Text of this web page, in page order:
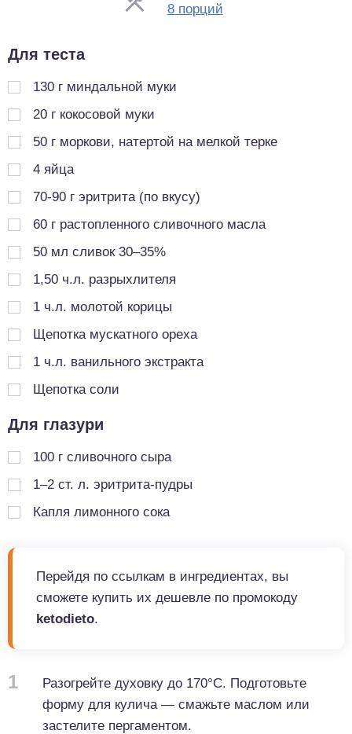
8 порцийПорции
Для теста
130 г миндальной муки
20 г кокосовой муки
50 г моркови, натертой на мелкой терке
4 яйца
70-90 г эритрита (по вкусу)
60 г растопленного сливочного масла
50 мл сливок 30–35%
1,50 ч.л. разрыхлителя
1 ч.л. молотой корицы
Щепотка мускатного ореха
1 ч.л. ванильного экстракта
Щепотка соли
Для глазури
100 г сливочного сыра
1–2 ст. л. эритрита-пудры
Капля лимонного сока
Перейдя по ссылкам в ингредиентах, вы
сможете купить их дешевле по промокоду
ketodieto.
1
Разогрейте духовку до 170°C. Подготовьте
форму для кулича — смажьте маслом или
застелите пергаментом.